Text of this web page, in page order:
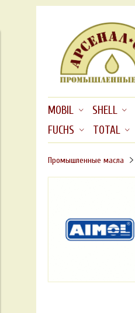
MOBIL SHELL
FUCHS
TOTAL
Промышленные масла